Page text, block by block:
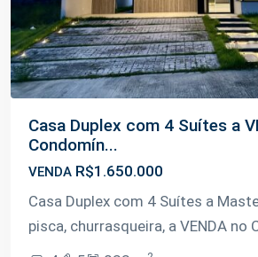
Casa Duplex com 4 Suítes a
Condomín...
VENDA R$1.650.000
Casa Duplex com 4 Suítes a
pisca, churrasqueira, a VENDA no